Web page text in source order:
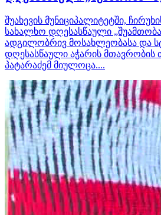
შუახევის მუნიციპალიტეტში,
სახალხო დღესასწაული
ადგილობრივ მოსახლეობასა და
დღესასწაული აჭარის მთავრობის
პატარაძემ მიულოცა....